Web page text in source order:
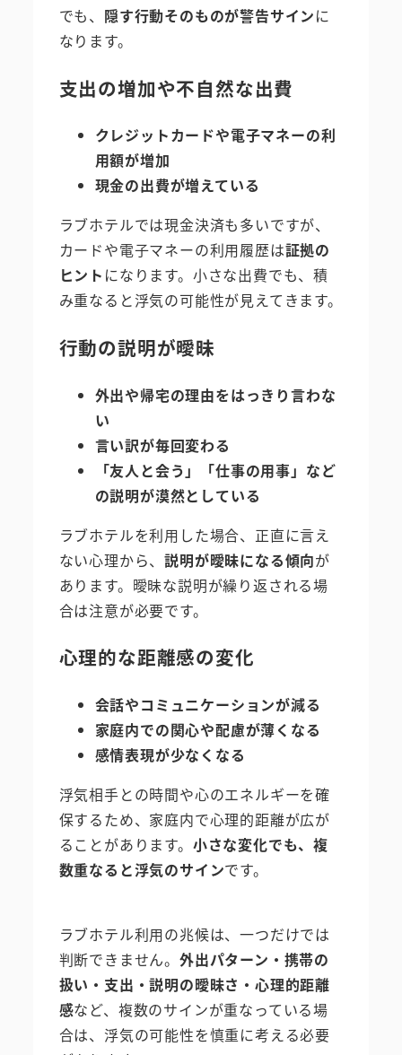
でも、 隠す行動そのものが警告サインに
なります。
支出の増加や不自然な出費
クレジットカードや電子マネーの利
用額が増加
現金の出費が増えている
ラブホテルでは現金決済も多いですが、
カードや電子マネーの利用履歴は証拠の
ヒント になります。小さな出費でも、積
み重なると浮気の可能性が見えてきます。
行動の説明が曖昧
外出や帰宅の理由をはっきり言わな
い
言い訳が毎回変わる
「友人と会う」「仕事の用事」など
の説明が漠然としている
ラブホテルを利用した場合、正直に言え
ない心理から、説明が曖昧になる傾向が
あります。曖昧な説明が繰り返される場
合は注意が必要です。
心理的な距離感の変化
会話やコミュニケーションが減る
家庭内での関心や配慮が薄くなる
感情表現が少なくなる
浮気相手との時間や心のエネルギーを確
保するため、家庭内で心理的距離が広が
ることがあります。 小さな変化でも、複
数重なると浮気のサインです。
ラブホテル利用の兆候は、一つだけでは
判断できません。 外出パターン・携帯の
扱い・支出・説明の曖昧さ・心理的距離
感など、複数のサインが重なっている場
合は、浮気の可能性を慎重に考える必要